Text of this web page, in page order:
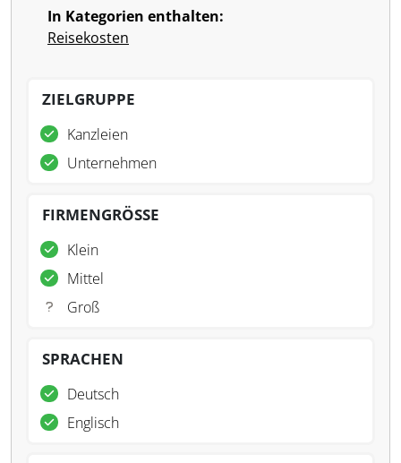
In Kategorien enthalten:
Reisekosten
ZIELGRUPPE
Kanzleien
Unternehmen
FIRMENGRÖSSE
Klein
Mittel
Groß
SPRACHEN
Deutsch
Englisch